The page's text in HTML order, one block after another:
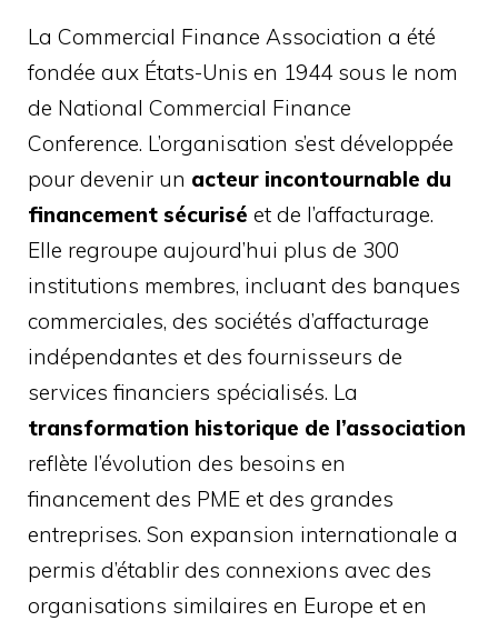
La Commercial Finance Association a été
fondée aux États-Unis en 1944 sous le nom
de National Commercial Finance
Conference. L’organisation s’est développée
pour devenir un acteur incontournable du
financement sécurisé et de l’affacturage.
Elle regroupe aujourd’hui plus de 300
institutions membres, incluant des banques
commerciales, des sociétés d’affacturage
indépendantes et des fournisseurs de
services financiers spécialisés. La
transformation historique de l’association
reflète l’évolution des besoins en
financement des PME et des grandes
entreprises. Son expansion internationale a
permis d’établir des connexions avec des
organisations similaires en Europe et en